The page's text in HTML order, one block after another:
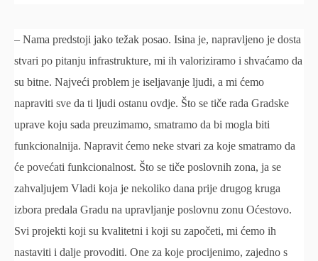
– Nama predstoji jako težak posao. Isina je, napravljeno je dosta
stvari po pitanju infrastrukture, mi ih valoriziramo i shvaćamo da
su bitne. Najveći problem je iseljavanje ljudi, a mi ćemo
napraviti sve da ti ljudi ostanu ovdje. Što se tiče rada Gradske
uprave koju sada preuzimamo, smatramo da bi mogla biti
funkcionalnija. Napravit ćemo neke stvari za koje smatramo da
će povećati funkcionalnost. Što se tiče poslovnih zona, ja se
zahvaljujem Vladi koja je nekoliko dana prije drugog kruga
izbora predala Gradu na upravljanje poslovnu zonu Oćestovo.
Svi projekti koji su kvalitetni i koji su započeti, mi ćemo ih
nastaviti i dalje provoditi. One za koje procijenimo, zajedno s